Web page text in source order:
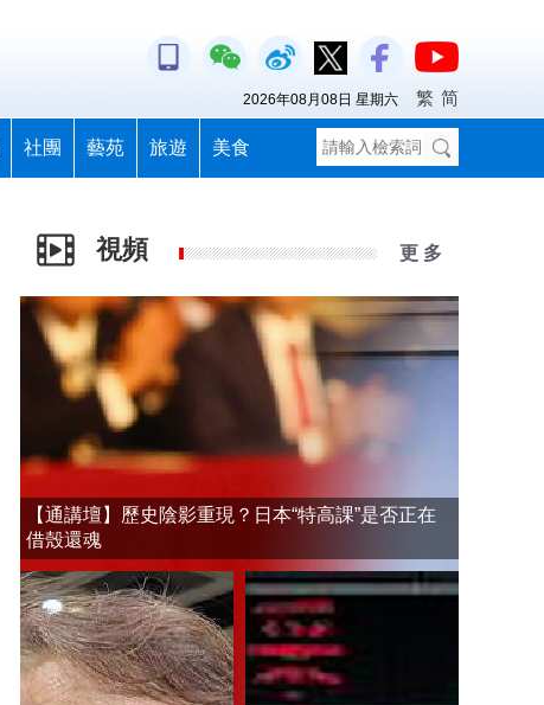
社團 藝苑 旅遊 美食
2026年08月08日 星期六 繁 简
視頻 更 多
【通講壇】歷史陰影重現？日本“特高課”是否正在
借殼還魂